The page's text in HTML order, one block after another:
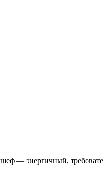
— энергичный,